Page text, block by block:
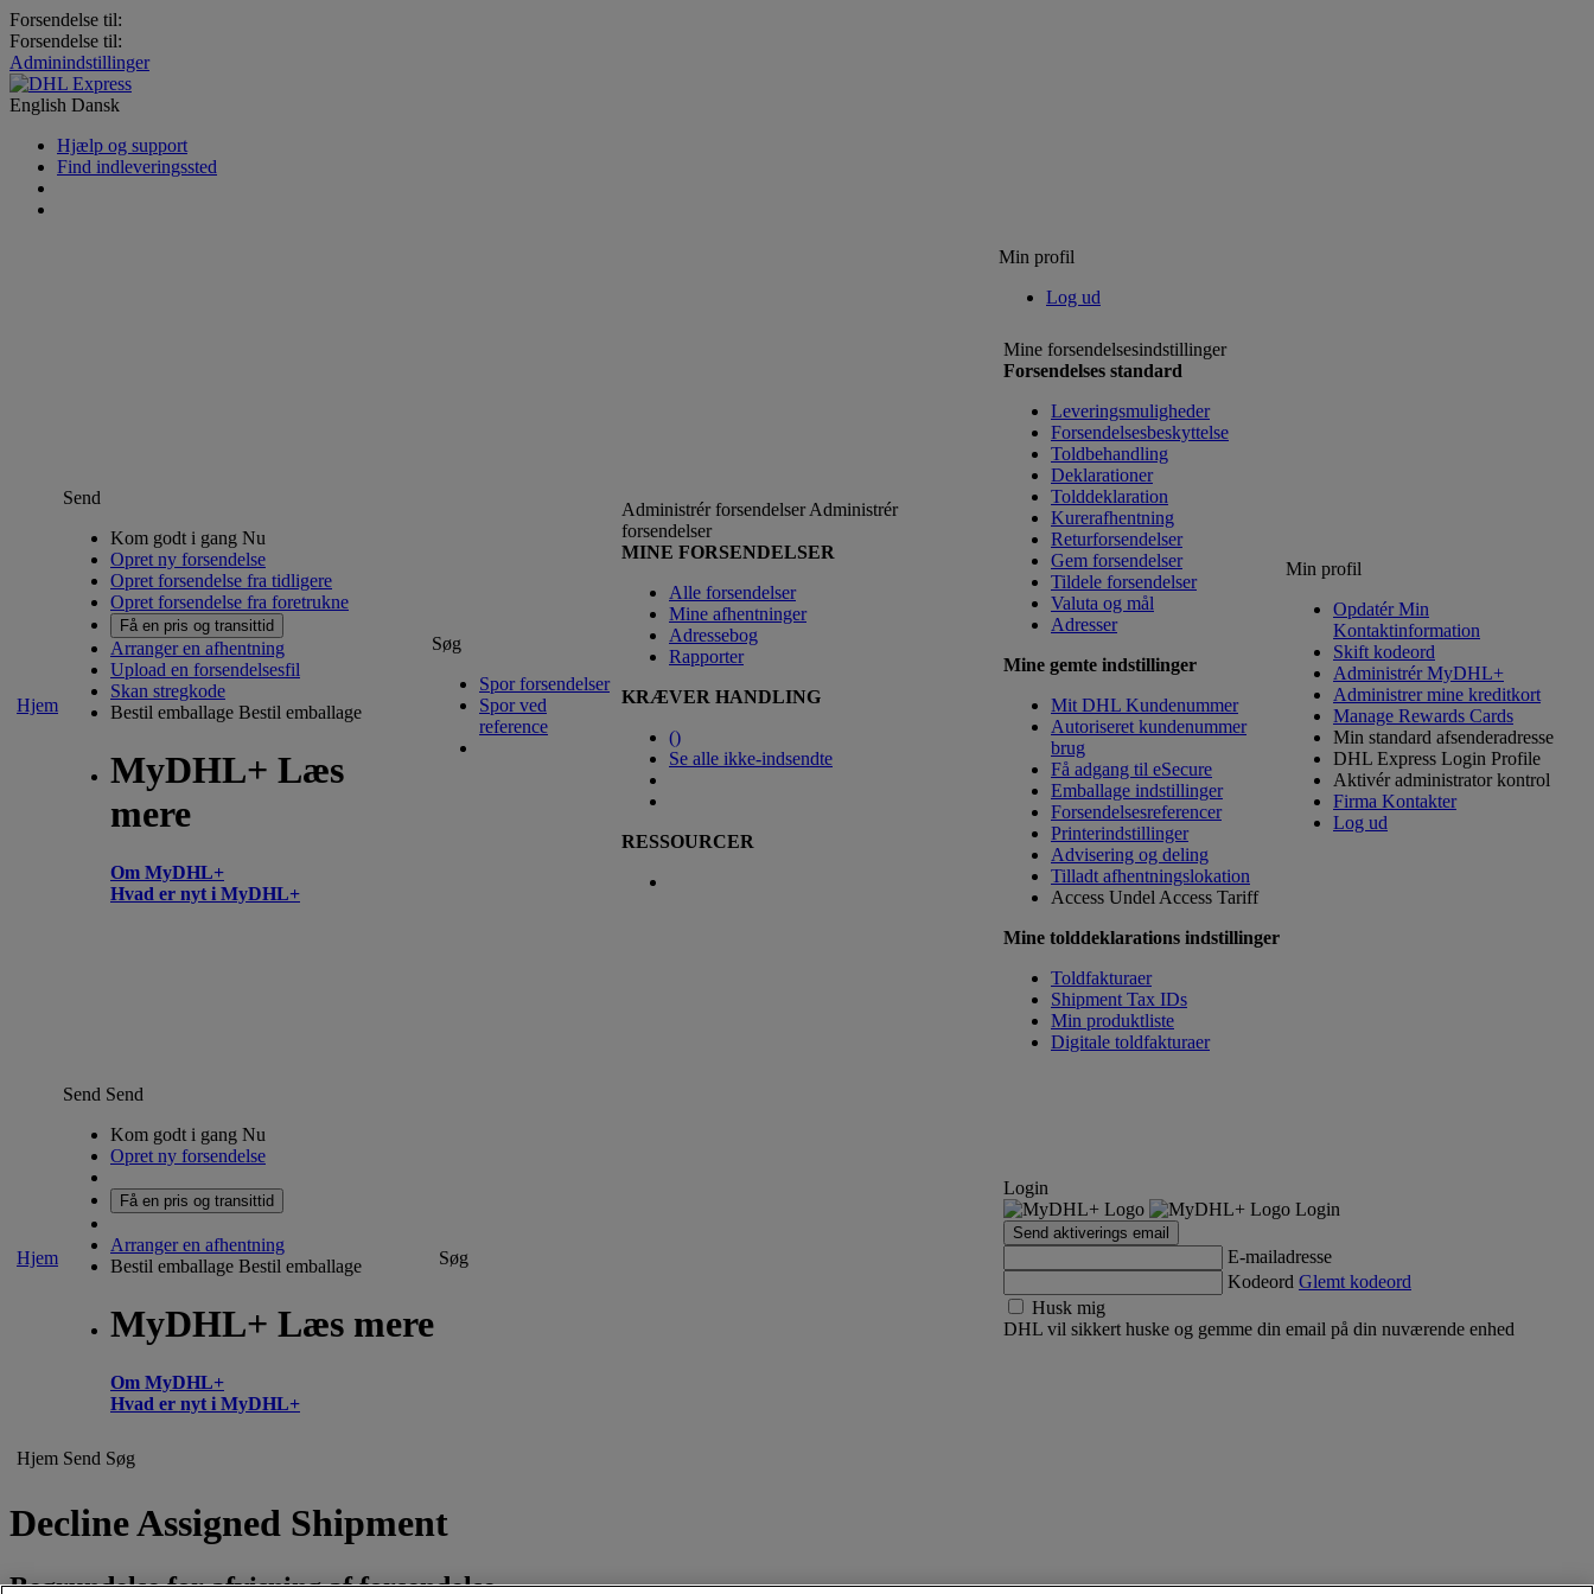
Forsendelse til:
Forsendelse til:
Adminindstillinger
English Dansk
Hjælp og support
Find indleveringssted
Min profil
Log ud
Hjem
Send
Kom godt i gang Nu
Opret ny forsendelse
Opret forsendelse fra tidligere
Opret forsendelse fra foretrukne
Få en pris og transittid
Arranger en afhentning
Upload en forsendelsesfil
Skan stregkode
Bestil emballage Bestil emballage
MyDHL+ Læs
mere
Om MyDHL+
Hvad er nyt i MyDHL+
Søg
Spor forsendelser
Spor ved
reference
Administrér forsendelserAdministrér
forsendelser
MINE FORSENDELSER
Alle forsendelser
Mine afhentninger
Adressebog
Rapporter
KRÆVER HANDLING
()
Se alle ikke-indsendte
RESSOURCER
Mine forsendelsesindstillinger
Forsendelses standard
Leveringsmuligheder
Forsendelsesbeskyttelse
Toldbehandling
Deklarationer
Tolddeklaration
Kurerafhentning
Returforsendelser
Gem forsendelser
Tildele forsendelser
Valuta og mål
Adresser
Mine gemte indstillinger
Mit DHL Kundenummer
Autoriseret kundenummer
brug
Få adgang til eSecure
Emballage indstillinger
Forsendelsesreferencer
Printerindstillinger
Advisering og deling
Tilladt afhentningslokation
Access Undel Access Tariff
Mine tolddeklarations indstillinger
Toldfakturaer
Shipment Tax IDs
Min produktliste
Digitale toldfakturaer
Min profil
Opdatér Min
Kontaktinformation
​Skift kodeord
Administrér MyDHL+
Administrer mine kreditkort
Manage Rewards Cards
Min standard afsenderadresse
DHL Express Login Profile
Aktivér administrator kontrol
Firma Kontakter
Log ud
Hjem
Send Send
Kom godt i gang Nu
Opret ny forsendelse
Få en pris og transittid
Arranger en afhentning
Bestil emballage Bestil emballage
MyDHL+ Læs mere
Om MyDHL+
Hvad er nyt i MyDHL+
Søg
Login
Login
Send aktiverings email
E-mailadresse
Kodeord Glemt kodeord
Husk mig
DHL vil sikkert huske og gemme din email på din nuværende enhed
Hjem Send Søg
Decline Assigned Shipment
Begrundelse for afvisning af forsendelse